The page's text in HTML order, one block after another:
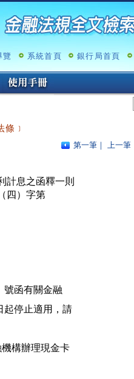
覽 系統首頁 銀行局首頁
﹞
第一筆 ｜ 上一筆
計息之函釋一則
四）字第
號函有關金融
起停止適用，請
構辦理現金卡